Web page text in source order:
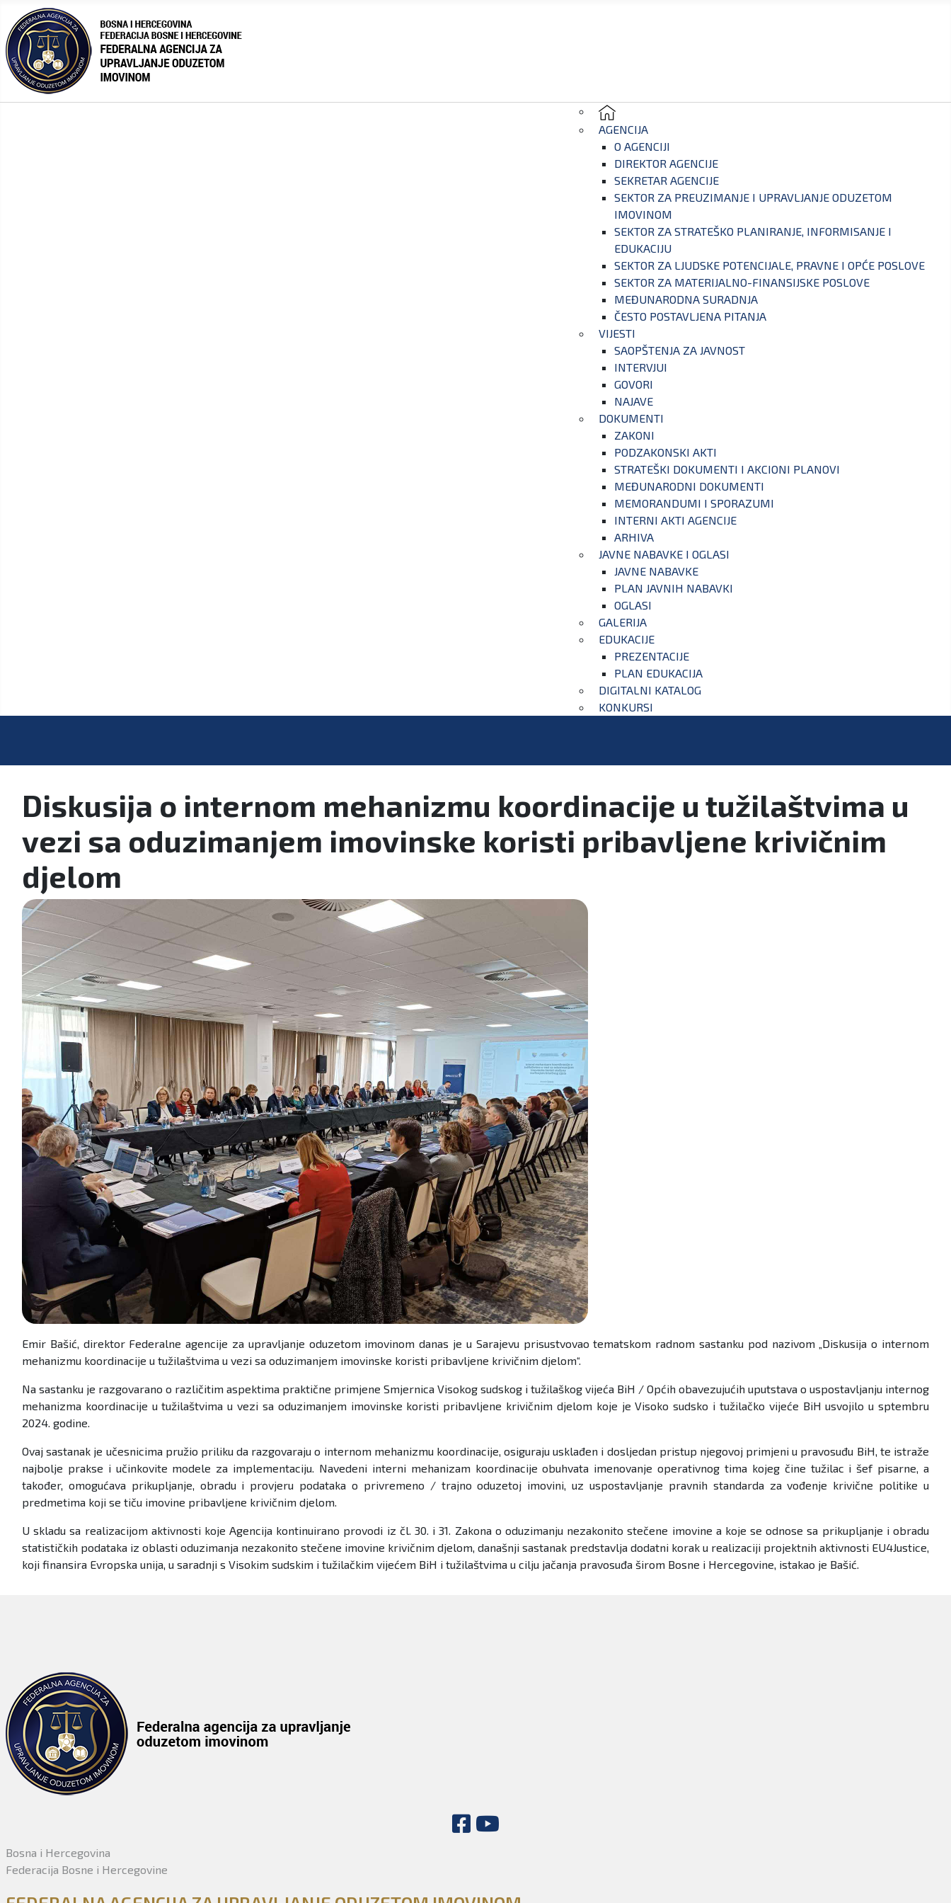
AGENCIJA
O AGENCIJI
DIREKTOR AGENCIJE
SEKRETAR AGENCIJE
SEKTOR ZA PREUZIMANJE I UPRAVLJANJE ODUZETOM
IMOVINOM
SEKTOR ZA STRATEŠKO PLANIRANJE, INFORMISANJE I
EDUKACIJU
SEKTOR ZA LJUDSKE POTENCIJALE, PRAVNE I OPĆE POSLOVE
SEKTOR ZA MATERIJALNO-FINANSIJSKE POSLOVE
MEĐUNARODNA SURADNJA
ČESTO POSTAVLJENA PITANJA
VIJESTI
SAOPŠTENJA ZA JAVNOST
INTERVJUI
GOVORI
NAJAVE
DOKUMENTI
ZAKONI
PODZAKONSKI AKTI
STRATEŠKI DOKUMENTI I AKCIONI PLANOVI
MEĐUNARODNI DOKUMENTI
MEMORANDUMI I SPORAZUMI
INTERNI AKTI AGENCIJE
ARHIVA
JAVNE NABAVKE I OGLASI
JAVNE NABAVKE
PLAN JAVNIH NABAVKI
OGLASI
GALERIJA
EDUKACIJE
PREZENTACIJE
PLAN EDUKACIJA
DIGITALNI KATALOG
KONKURSI
Diskusija o internom mehanizmu koordinacije u tužilaštvima u
vezi sa oduzimanjem imovinske koristi pribavljene krivičnim
djelom
Emir Bašić, direktor Federalne agencije za upravljanje oduzetom imovinom danas je u Sarajevu prisustvovao tematskom radnom sastanku pod nazivom „Diskusija o internom
mehanizmu koordinacije u tužilaštvima u vezi sa oduzimanjem imovinske koristi pribavljene krivičnim djelom“.
Na sastanku je razgovarano o različitim aspektima praktične primjene Smjernica Visokog sudskog i tužilaškog vijeća BiH / Općih obavezujućih uputstava o uspostavljanju internog
mehanizma koordinacije u tužilaštvima u vezi sa oduzimanjem imovinske koristi pribavljene krivičnim djelom koje je Visoko sudsko i tužilačko vijeće BiH usvojilo u sptembru
2024. godine.
Ovaj sastanak je učesnicima pružio priliku da razgovaraju o internom mehanizmu koordinacije, osiguraju usklađen i dosljedan pristup njegovoj primjeni u pravosuđu BiH, te istraže
najbolje prakse i učinkovite modele za implementaciju. Navedeni interni mehanizam koordinacije obuhvata imenovanje operativnog tima kojeg čine tužilac i šef pisarne, a
također, omogućava prikupljanje, obradu i provjeru podataka o privremeno / trajno oduzetoj imovini, uz uspostavljanje pravnih standarda za vođenje krivične politike u
predmetima koji se tiču imovine pribavljene krivičnim djelom.
U skladu sa realizacijom aktivnosti koje Agencija kontinuirano provodi iz čl. 30. i 31. Zakona o oduzimanju nezakonito stečene imovine a koje se odnose sa prikupljanje i obradu
statističkih podataka iz oblasti oduzimanja nezakonito stečene imovine krivičnim djelom, današnji sastanak predstavlja dodatni korak u realizaciji projektnih aktivnosti EU4Justice,
koji finansira Evropska unija, u saradnji s Visokim sudskim i tužilačkim vijećem BiH i tužilaštvima u cilju jačanja pravosuđa širom Bosne i Hercegovine, istakao je Bašić.
Bosna i Hercegovina
Federacija Bosne i Hercegovine